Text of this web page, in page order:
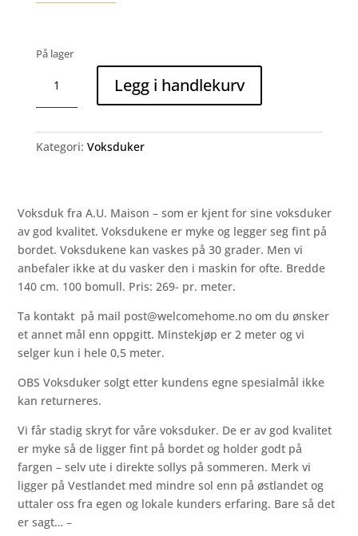
På lager
Belle
Fleur-
White/Støvet
antall
Legg i handlekurv
Kategori: Voksduker
Voksduk fra A.U. Maison – som er kjent for sine voksduker
av god kvalitet. Voksdukene er myke og legger seg fint på
bordet. Voksdukene kan vaskes på 30 grader. Men vi
anbefaler ikke at du vasker den i maskin for ofte. Bredde
140 cm. 100 bomull. Pris: 269- pr. meter.
Ta kontakt på mail post@welcomehome.no om du ønsker
et annet mål enn oppgitt. Minstekjøp er 2 meter og vi
selger kun i hele 0,5 meter.
OBS Voksduker solgt etter kundens egne spesialmål ikke
kan returneres.
Vi får stadig skryt for våre voksduker. De er av god kvalitet
er myke så de ligger fint på bordet og holder godt på
fargen – selv ute i direkte sollys på sommeren. Merk vi
ligger på Vestlandet med mindre sol enn på østlandet og
uttaler oss fra egen og lokale kunders erfaring. Bare så det
er sagt… –